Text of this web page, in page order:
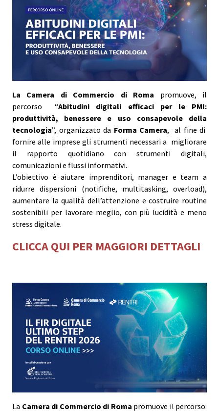
La Camera di Commercio di Roma promuove, il
percorso “Abitudini digitali efficaci per le PMI:
produttività, benessere e uso consapevole della
tecnologia”, organizzato da Forma Camera, al fine di
fornire alle imprese gli strumenti necessari a migliorare
il rapporto quotidiano con strumenti digitali,
comunicazioni e flussi informativi.
L’obiettivo è aiutare imprenditori, manager e team a
ridurre dispersioni (notifiche, multitasking, overload),
aumentare la qualità dell’attenzione e costruire routine
sostenibili per lavorare meglio, con più lucidità e meno
stress digitale.
CLICCA QUI PER MAGGIORI DETTAGLI
La Camera di Commercio di Roma promuove il percorso: